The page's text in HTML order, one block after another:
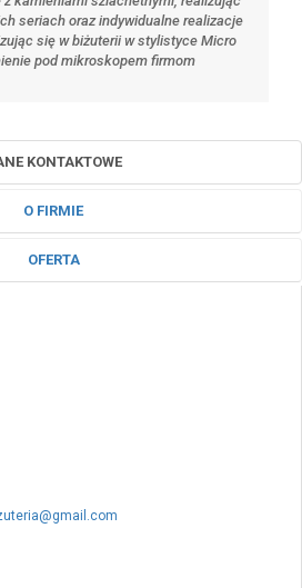
seriach oraz indywidualne realizacje
się w biżuterii w stylistyce Micro
pod mikroskopem firmom
KONTAKTOWE
O FIRMIE
OFERTA